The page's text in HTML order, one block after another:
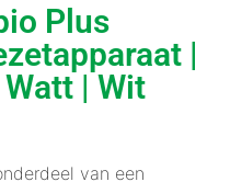
Plus
|
| Wit
van een